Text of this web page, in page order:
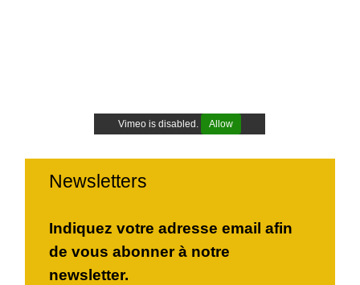
Vimeo is disabled. Allow
Newsletters
Indiquez votre adresse email afin
de vous abonner à notre
newsletter.